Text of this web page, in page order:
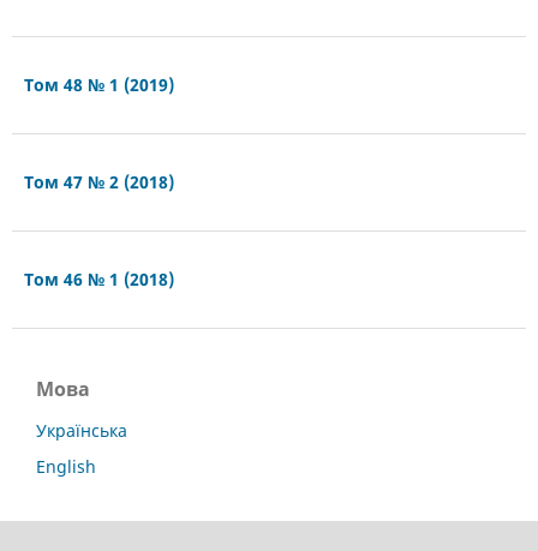
Том 48 № 1 (2019)
Том 47 № 2 (2018)
Том 46 № 1 (2018)
Мова
Українська
English